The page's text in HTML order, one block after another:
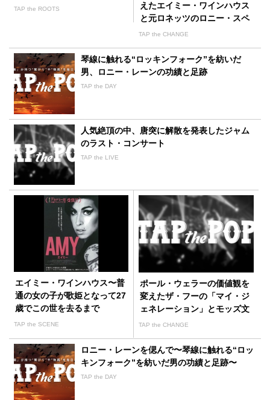
TAP the ROOTS
えたエイミー・ワインハウス
と元ロネッツのロニー・スペ
クター
TAP the CHANGE
琴線に触れる“ロッキンフォーク”を紡いだ
男、ロニー・レーンの功績と足跡
TAP the DAY
人気絶頂の中、唐突に解散を発表したジャム
のラスト・コンサート
TAP the LIVE
エイミー・ワインハウス〜普
通の女の子が歌姫となって27
歳でこの世を去るまで
TAP the SCENE
ポール・ウェラーの価値観を
変えたザ・フーの「マイ・ジ
ェネレーション」とモッズ文
化
TAP the CHANGE
ロニー・レーンを偲んで〜琴線に触れる“ロッ
キンフォーク”を紡いだ男の功績と足跡〜
TAP the DAY